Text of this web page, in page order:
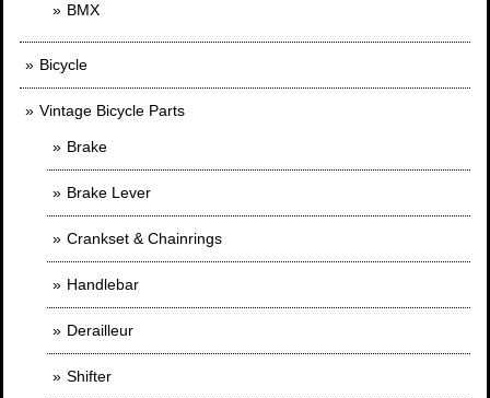
BMX
Bicycle
Vintage Bicycle Parts
Brake
Brake Lever
Crankset & Chainrings
Handlebar
Derailleur
Shifter